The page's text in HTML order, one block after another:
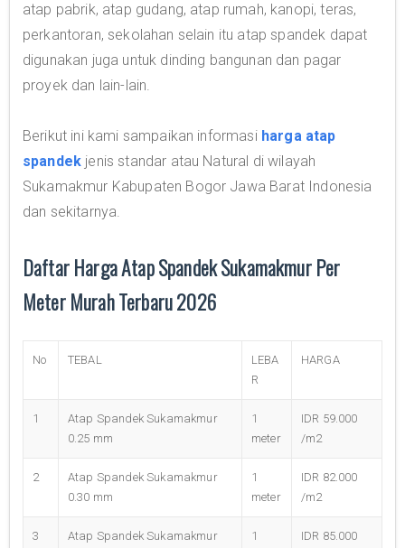
atap pabrik, atap gudang, atap rumah, kanopi, teras,
perkantoran, sekolahan selain itu atap spandek dapat
digunakan juga untuk dinding bangunan dan pagar
proyek dan lain-lain.
Berikut ini kami sampaikan informasi harga atap
spandek jenis standar atau Natural di wilayah
Sukamakmur Kabupaten Bogor Jawa Barat Indonesia
dan sekitarnya.
Daftar Harga Atap Spandek Sukamakmur Per
Meter Murah Terbaru 2026
No TEBAL
LEBA
R
HARGA
1
Atap Spandek Sukamakmur
0.25 mm
1
meter
IDR 59.000
/m2
2
Atap Spandek Sukamakmur
0.30 mm
1
meter
IDR 82.000
/m2
3
Atap Spandek Sukamakmur
1
IDR 85.000